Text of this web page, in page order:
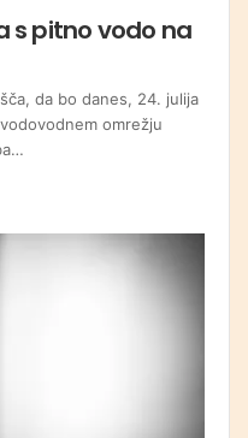
s pitno vodo na
da bo danes, 24. julija
omrežju